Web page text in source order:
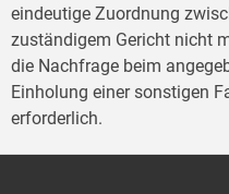
eindeutige Zuordnung
zuständigem Gericht nicht
die Nachfrage beim
Einholung einer sonstigen
erforderlich.